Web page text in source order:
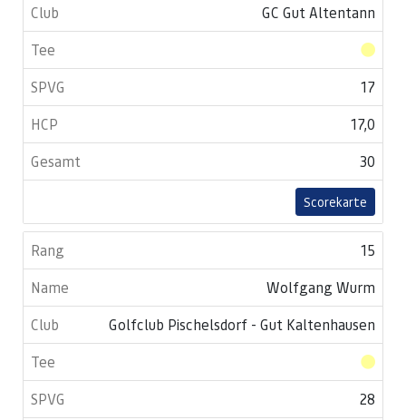
GC Gut Altentann
17
17,0
30
Scorekarte
15
Wolfgang Wurm
Golfclub Pischelsdorf - Gut Kaltenhausen
28